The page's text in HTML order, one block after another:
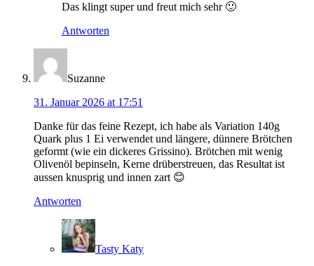
Das klingt super und freut mich sehr 🙂
Antworten
Suzanne
31. Januar 2026 at 17:51
Danke für das feine Rezept, ich habe als Variation 140g
Quark plus 1 Ei verwendet und längere, dünnere Brötchen
geformt (wie ein dickeres Grissino). Brötchen mit wenig
Olivenöl bepinseln, Kerne drüberstreuen, das Resultat ist
aussen knusprig und innen zart 😊
Antworten
Tasty Katy